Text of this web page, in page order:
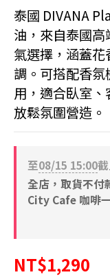
泰國 DIVANA
油，來自泰國高
氣選擇，涵蓋
調。可搭配香
用，適合臥室
放鬆氛圍營造。
至08/15 15:00
全店，取貨不付
City Cafe 咖啡
NT$1,290